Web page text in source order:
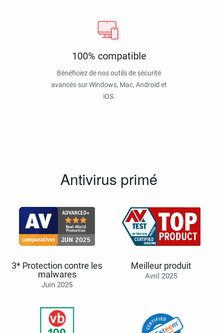
100% compatible
Bénéficiez de nos outils de sécurité
avancés sur Windows, Mac, Android et
iOS.
Antivirus primé
3* Protection contre les
malwares
Juin 2025
Meilleur produit
Avril 2025